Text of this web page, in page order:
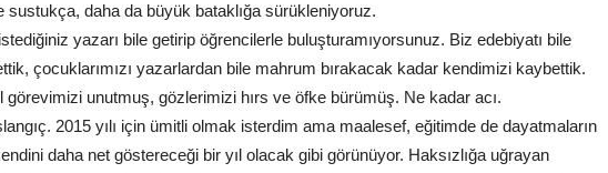
sustukça, daha da büyük bataklığa sürükleniyoruz.
yazarı bile getirip öğrencilerle buluşturamıyorsunuz. Biz edebiyatı bile
çocuklarımızı yazarlardan bile mahrum bırakacak kadar kendimizi kaybettik.
görevimizi unutmuş, gözlerimizi hırs ve öfke bürümüş. Ne kadar acı.
2015 yılı için ümitli olmak isterdim ama maalesef, eğitimde de dayatmaların
daha net göstereceği bir yıl olacak gibi görünüyor. Haksızlığa uğrayan